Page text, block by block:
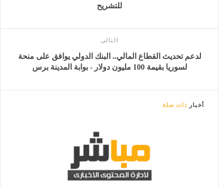
للتشريح
التالى
لدعم تحديث القطاع المالي.. البنك الدولي يوافق على منحة
لسوريا بقيمة 100 مليون دولار - بوابة المدينة برس
أخبار ذات صلة